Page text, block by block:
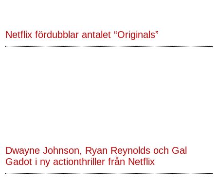
Netflix fördubblar antalet “Originals”
Dwayne Johnson, Ryan Reynolds och Gal
Gadot i ny actionthriller från Netflix